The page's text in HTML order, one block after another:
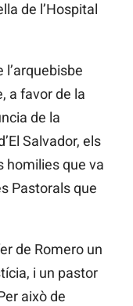
de l’Hospital
a favor de la
de la
Salvador, els
homilies que va
Pastorals que
de Romero un
i un pastor
això de